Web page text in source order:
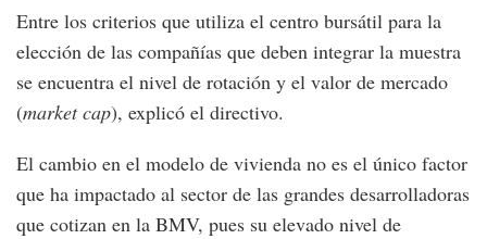
Entre los criterios que utiliza el centro bursátil para la
elección de las compañías que deben integrar la muestra
se encuentra el nivel de rotación y el valor de mercado
(market cap), explicó el directivo.
El cambio en el modelo de vivienda no es el único factor
que ha impactado al sector de las grandes desarrolladoras
que cotizan en la BMV, pues su elevado nivel de